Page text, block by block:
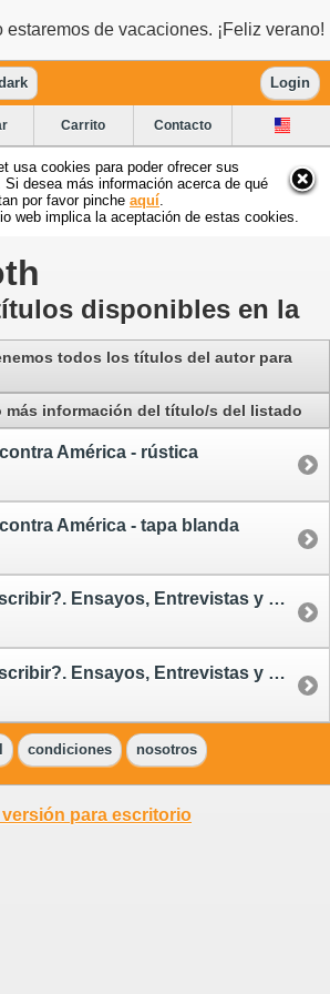
estaremos de vacaciones. ¡Feliz verano!
Login
Carrito Contacto
usa cookies para poder ofrecer sus
desea más información acerca de qué
por favor pinche aquí
web implica la aceptación de estas cookies.
disponibles en la
todos los títulos del autor para
más información del título/s del listado
América - rústica
América - tapa blanda
¿Por Qué Escribir?. Ensayos, Entrevistas y Discursos (1960-2013) - tapa blanda
¿Por Qué Escribir?. Ensayos, Entrevistas y Discursos (1960-2013) - rústica
condiciones nosotros
versión para escritorio